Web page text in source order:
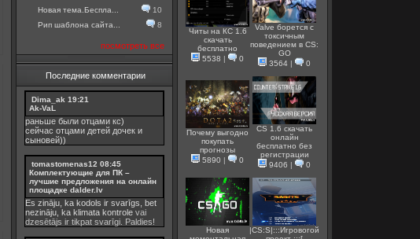
Новая тема.Беспла...
10
Рип шаблона сайта...
8
посмотреть все
Последние комментарии
Dima_ak 19:21
Ak-VaL
раньше были отцами кс)
сейчас отцами детей дочек и
сыновей))
tomastomenas12 08:45
Комплектующие для ПК –
лучшие предложения на онлайн
площадке dalder.lv
Es zināju, ka kodols ir svarīgs, bet
nezināju, ka klimata kontrole vai
dzesētājs ir tikpat svarīgi. Paldies!
Читы на КС 1.6
скачать
бесплатно
5538 | 0
Valve борется с
токсичным
поведением в CS:
GO
3564 | 0
Почему выгодно
покупать
прогнозы
5890 | 0
CS 1.6 скачать
онлайн
бесплатно без
регистрации
9406 | 0
Новая
|CS:S|:::Игровогой